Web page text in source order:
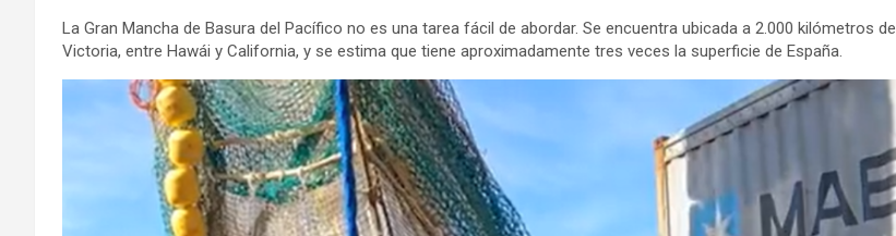
La Gran Mancha de Basura del Pacífico no es una tarea fácil de abordar. Se encuentra ubicada a 2.000 kilómetros de
Victoria, entre Hawái y California, y se estima que tiene aproximadamente tres veces la superficie de España.